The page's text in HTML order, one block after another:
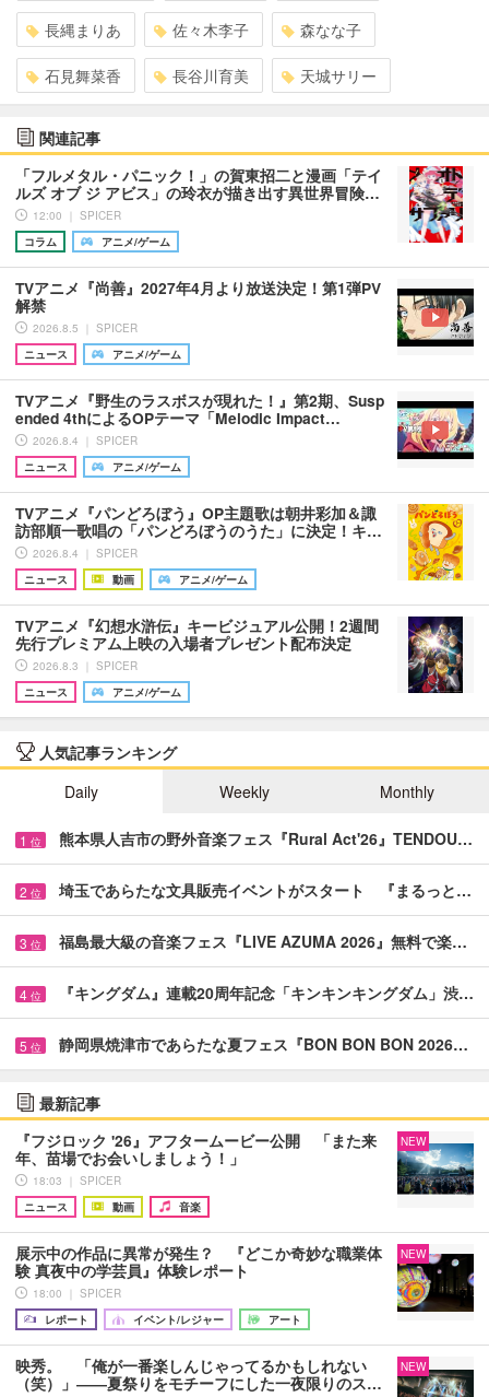
長縄まりあ 佐々木李子 森なな子
石見舞菜香 長谷川育美 天城サリー
関連記事
「フルメタル・パニック！」の賀東招二と漫画「テイ
ルズ オブ ジ アビス」の玲衣が描き出す異世界冒険…
12:00 ｜ SPICER
コラム
アニメ/ゲーム
TVアニメ『尚善』2027年4月より放送決定！第1弾PV
解禁
2026.8.5 ｜ SPICER
ニュース
アニメ/ゲーム
TVアニメ『野生のラスボスが現れた！』第2期、Susp
ended 4thによるOPテーマ「Melodic Impact…
2026.8.4 ｜ SPICER
ニュース
アニメ/ゲーム
TVアニメ『パンどろぼう』OP主題歌は朝井彩加＆諏
訪部順一歌唱の「パンどろぼうのうた」に決定！キ…
2026.8.4 ｜ SPICER
ニュース
動画 アニメ/ゲーム
TVアニメ『幻想水滸伝』キービジュアル公開！2週間
先行プレミアム上映の入場者プレゼント配布決定
2026.8.3 ｜ SPICER
ニュース
アニメ/ゲーム
人気記事ランキング
Daily
Weekly Monthly
1 位 熊本県人吉市の野外音楽フェス『Rural Act'26』TENDOU…
2 位 埼玉であらたな文具販売イベントがスタート 『まるっと…
3 位 福島最大級の音楽フェス『LIVE AZUMA 2026』無料で楽…
4 位 『キングダム』連載20周年記念「キンキンキングダム」渋…
5 位 静岡県焼津市であらたな夏フェス『BON BON BON 2026…
最新記事
『フジロック '26』アフタームービー公開 「また来
年、苗場でお会いしましょう！」
18:03 ｜ SPICER
ニュース
動画 音楽
NEW
展示中の作品に異常が発生？ 『どこか奇妙な職業体
験 真夜中の学芸員』体験レポート
18:00 ｜ SPICER
レポート
イベント/レジャー アート
NEW
映秀。 「俺が一番楽しんじゃってるかもしれない
（笑）」――夏祭りをモチーフにした一夜限りのス…
NEW